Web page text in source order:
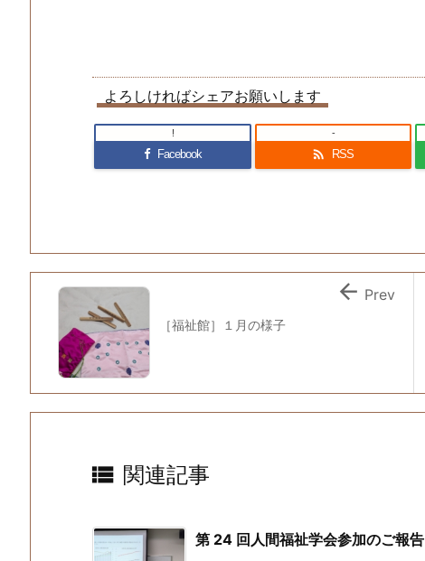
よろしければシェアお願いします
Facebook
!
 RSS
-
［福祉館］１月の様子
 Prev
 関連記事
第 24 回人間福祉学会参加のご報告